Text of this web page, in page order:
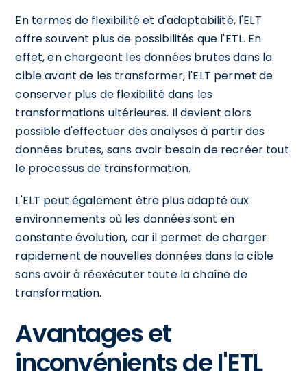
En termes de flexibilité et d'adaptabilité, l'ELT
offre souvent plus de possibilités que l'ETL. En
effet, en chargeant les données brutes dans la
cible avant de les transformer, l'ELT permet de
conserver plus de flexibilité dans les
transformations ultérieures. Il devient alors
possible d'effectuer des analyses à partir des
données brutes, sans avoir besoin de recréer tout
le processus de transformation.
L'ELT peut également être plus adapté aux
environnements où les données sont en
constante évolution, car il permet de charger
rapidement de nouvelles données dans la cible
sans avoir à réexécuter toute la chaîne de
transformation.
Avantages et
inconvénients de l'ETL